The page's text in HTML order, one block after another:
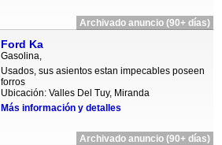
Archivado anuncio (90+ días)
Ford Ka
Gasolina,
Usados, sus asientos estan impecables poseen
forros
Ubicación: Valles Del Tuy, Miranda
Más información y detalles
Archivado anuncio (90+ días)